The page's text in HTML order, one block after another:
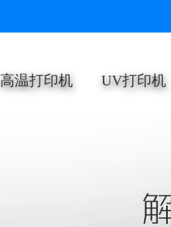
高温打印机 UV打印机